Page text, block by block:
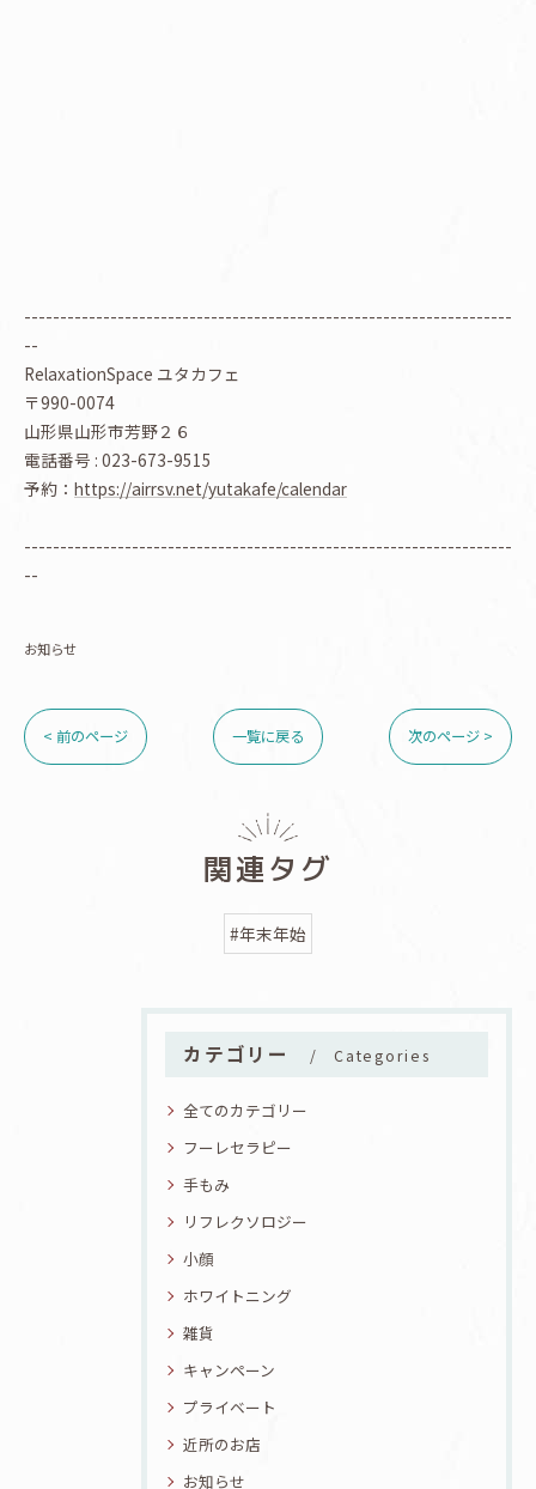
--------------------------------------------------------------------
--
RelaxationSpace ユタカフェ
〒990-0074
山形県山形市芳野２６
電話番号 : 023-673-9515
予約： https://airrsv.net/yutakafe/calendar
--------------------------------------------------------------------
--
お知らせ
< 前のページ 一覧に戻る 次のページ >
関連タグ
#年末年始
カテゴリー Categories
全てのカテゴリー
フーレセラピー
手もみ
リフレクソロジー
小顔
ホワイトニング
雑貨
キャンペーン
プライベート
近所のお店
お知らせ